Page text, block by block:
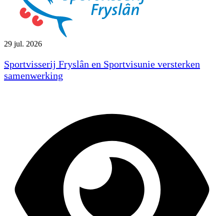
29 jul. 2026
Sportvisserij Fryslân en Sportvisunie versterken
samenwerking